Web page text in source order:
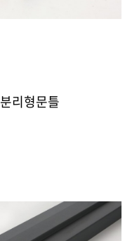
분리형문틀